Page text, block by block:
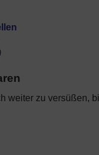
)
weiter zu versüßen,